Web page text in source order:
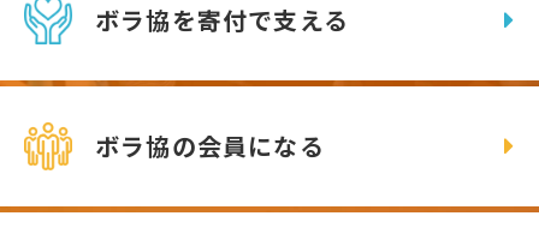
ボラ協を寄付で支える
ボラ協の会員になる